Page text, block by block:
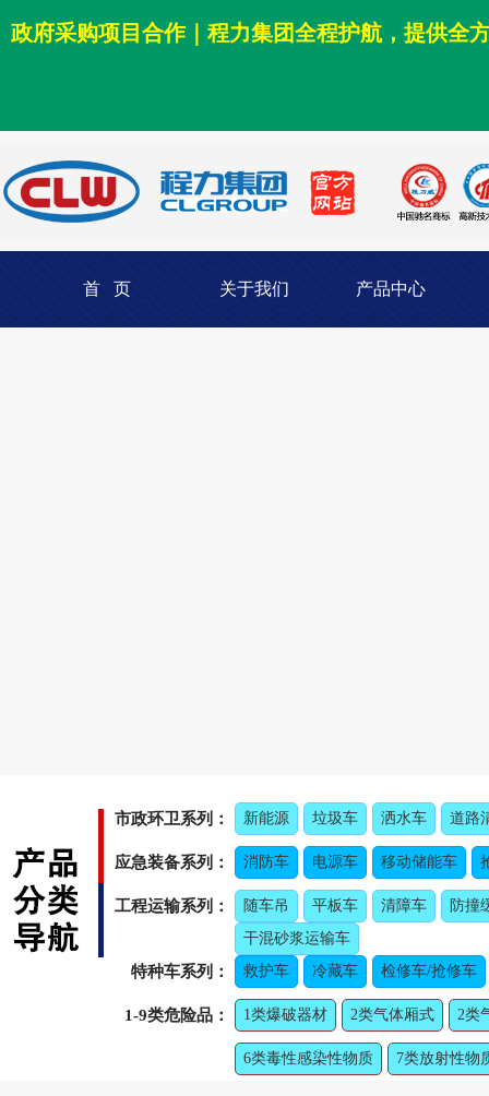
政府采购项目合作｜程力集团全程护航，提供全
首 页 关于我们 产品中心
市政环卫系列： 新能源 垃圾车 洒水车 道路
应急装备系列： 消防车 电源车 移动储能车
工程运输系列： 随车吊 平板车 清障车
防撞
干混砂浆运输车
特种车系列： 救护车 冷藏车 检修车/抢修车
1-9类危险品： 1类爆破器材 2类气体厢式 2类
6类毒性感染性物质 7类放射性物